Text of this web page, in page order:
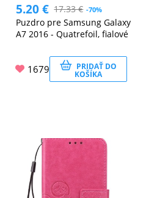
5.20€ 17.33€ -70%
Puzdro pre Samsung Galaxy
A7 2016 - Quatrefoil, fialové
1679 PRIDAŤ DO
KOŠÍKA